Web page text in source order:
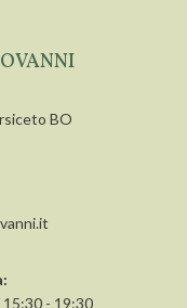
BO
- 19:30